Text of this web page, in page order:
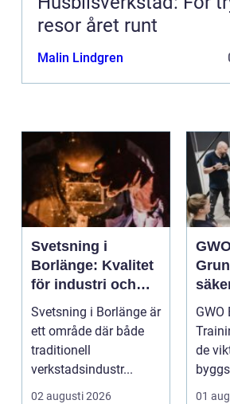
resor året runt
Malin Lindgren
Svetsning i
Borlänge: Kvalitet
för industri och
konstruktion
Svetsning i Borlänge är
ett område där både
traditionell
verkstadsindustr...
02 augusti 2026
en
de
som
01